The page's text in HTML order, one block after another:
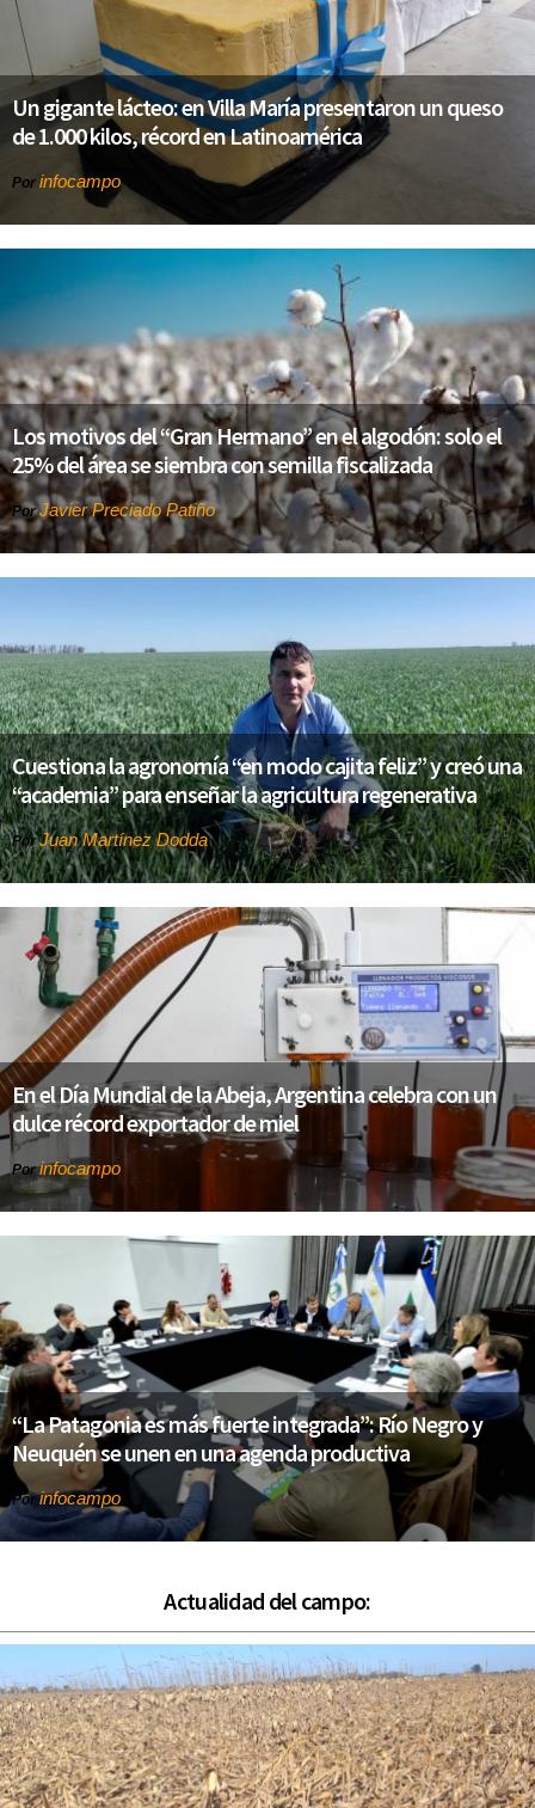
Un gigante lácteo: en Villa María presentaron un queso
de 1.000 kilos, récord en Latinoamérica
Por infocampo
Los motivos del “Gran Hermano” en el algodón: solo el
25% del área se siembra con semilla fiscalizada
PorJavier Preciado Patiño
Cuestiona la agronomía “en modo cajita feliz” y creó una
“academia” para enseñar la agricultura regenerativa
PorJuan Martínez Dodda
En el Día Mundial de la Abeja, Argentina celebra con un
dulce récord exportador de miel
Porinfocampo
“La Patagonia es más fuerte integrada”: Río Negro y
Neuquén se unen en una agenda productiva
Porinfocampo
Actualidad del campo: